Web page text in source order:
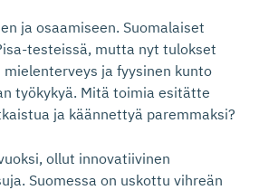
ja osaamiseen. Suomalaiset
testeissä, mutta nyt tulokset
ja fyysinen kunto
työkykyä. Mitä toimia esitätte
ja käännettyä paremmaksi?
ollut innovatiivinen
Suomessa on uskottu vihreän